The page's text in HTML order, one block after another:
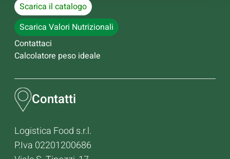
Scarica il catalogo
Scarica Valori Nutrizionali
Contattaci
Calcolatore peso ideale
Contatti
Logistica Food s.r.l.
P.Iva 02201200686